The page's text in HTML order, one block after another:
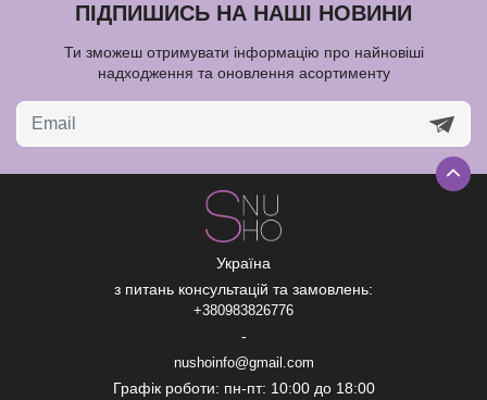
ПІДПИШИСЬ НА НАШІ НОВИНИ
Ти зможеш отримувати інформацію про найновіші
надходження та оновлення асортименту
Україна
з питань консультацій та замовлень:
+380983826776
-
nushoinfo@gmail.com
Графік роботи: пн-пт: 10:00 до 18:00